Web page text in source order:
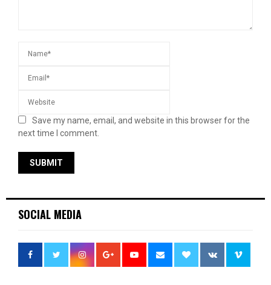
Save my name, email, and website in this browser for the
next time I comment.
SOCIAL MEDIA